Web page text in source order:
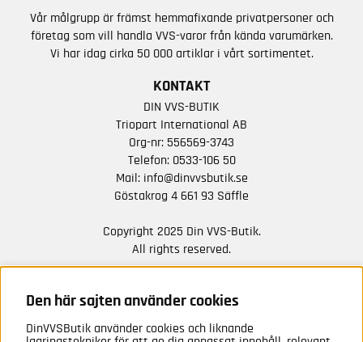
Vår målgrupp är främst hemmafixande privatpersoner och
företag som vill handla VVS-varor från kända varumärken.
Vi har idag cirka 50 000 artiklar i vårt sortimentet.
KONTAKT
DIN VVS-BUTIK
Triopart International AB
Org-nr: 556569-3743
Telefon: 0533-106 50
Mail: info@dinvvsbutik.se
Göstakrog 4 661 93 Säffle
Copyright 2025 Din VVS-Butik.
All rights reserved.
NYHETER FRÅN OSS
Den här sajten använder cookies
DinVVSButik använder cookies och liknande